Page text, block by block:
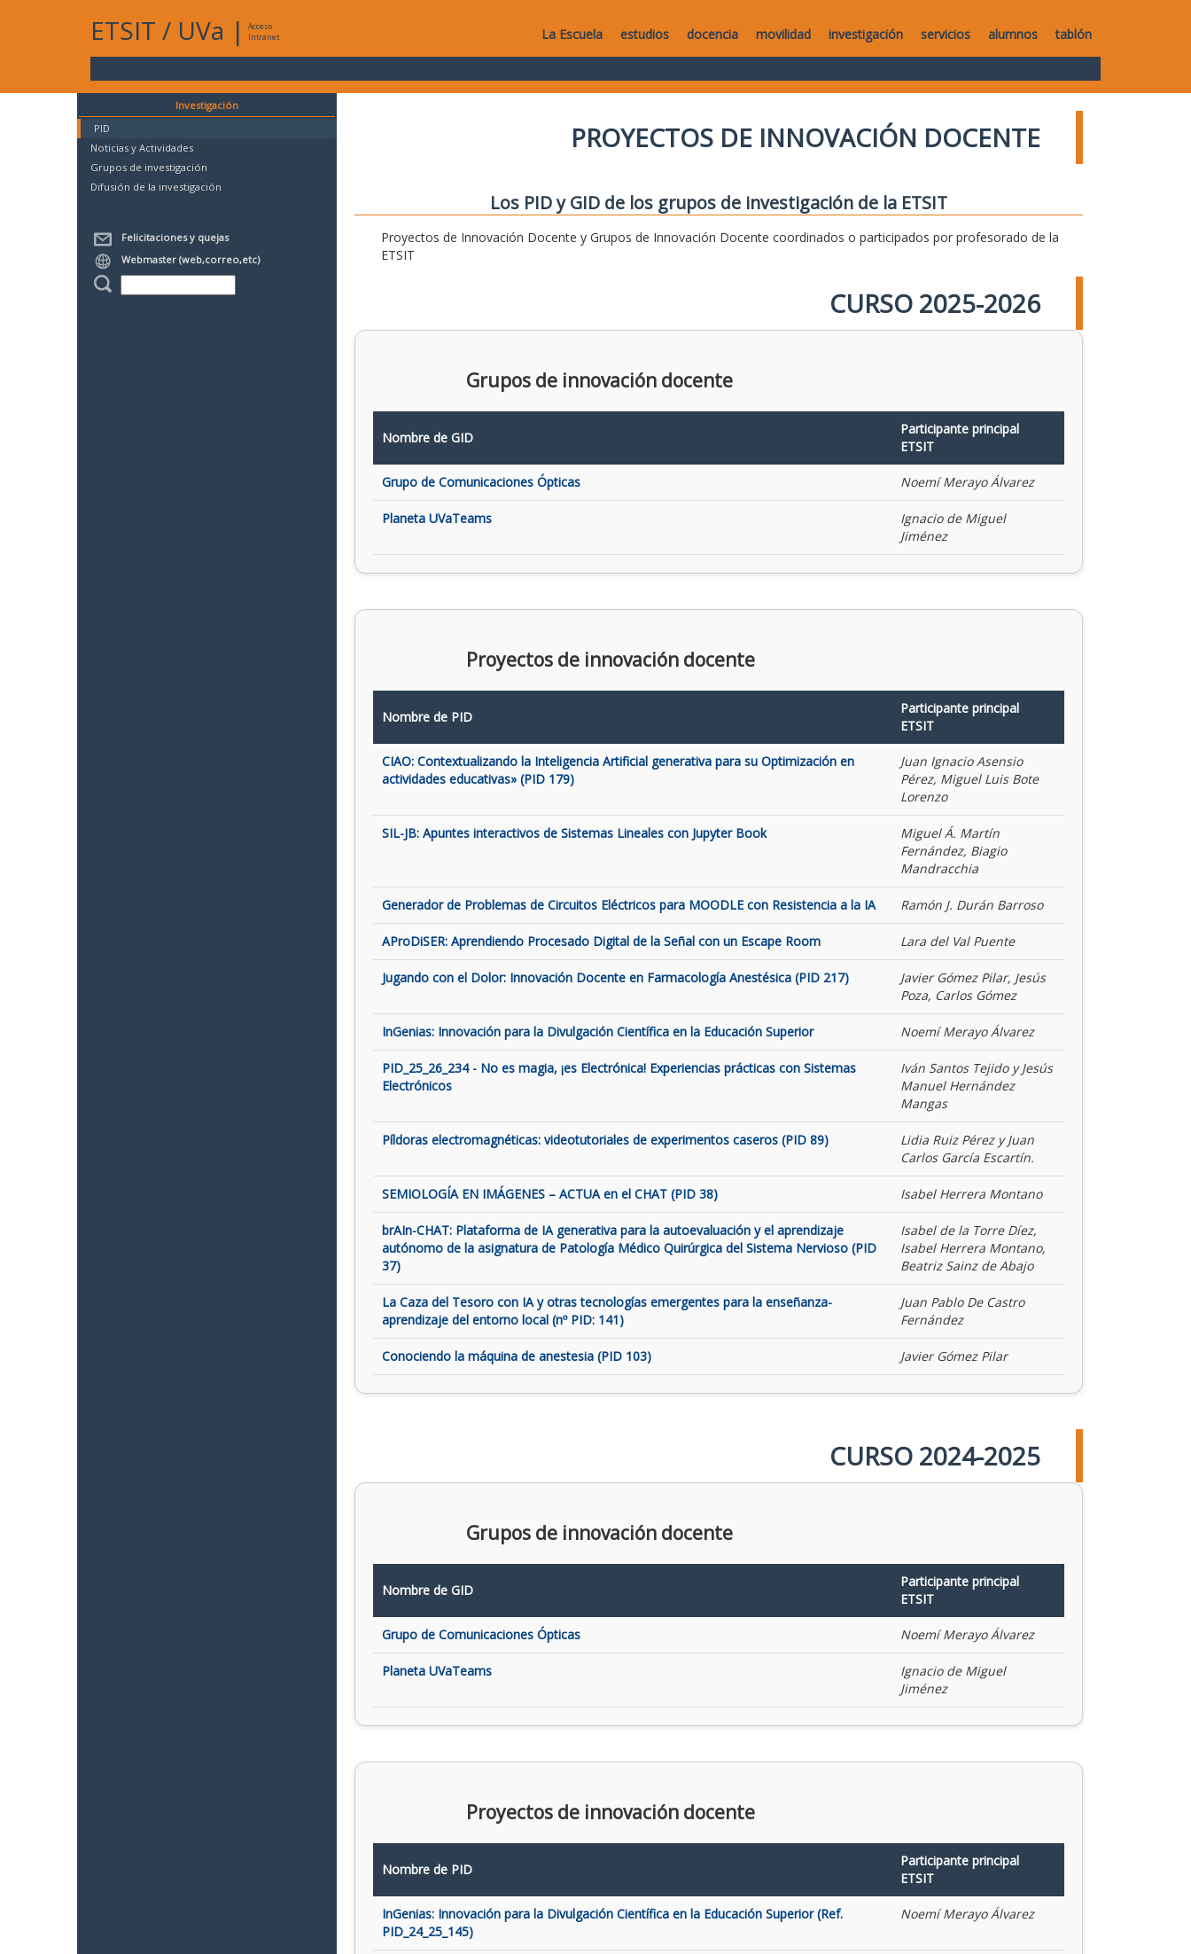
ETSIT / UVa |
Acceso
Intranet
La Escuela estudios docencia movilidad investigación servicios alumnos tablón
Investigación
PID
Noticias y Actividades
Grupos de investigación
Difusión de la investigación
Felicitaciones y quejas
Webmaster (web,correo,etc)
PROYECTOS DE INNOVACIÓN DOCENTE
Los PID y GID de los grupos de investigación de la ETSIT
Proyectos de Innovación Docente y Grupos de Innovación Docente coordinados o participados por profesorado de la
ETSIT
CURSO 2025-2026
Grupos de innovación docente
Nombre de GID
Participante principal
ETSIT
Grupo de Comunicaciones Ópticas Noemí Merayo Álvarez
Planeta UVaTeams
Ignacio de Miguel
Jiménez
Proyectos de innovación docente
Nombre de PID
Participante principal
ETSIT
CIAO: Contextualizando la Inteligencia Artificial generativa para su Optimización en
actividades educativas» (PID 179)
Juan Ignacio Asensio
Pérez, Miguel Luis Bote
Lorenzo
SIL-JB: Apuntes interactivos de Sistemas Lineales con Jupyter Book
Miguel Á. Martín
Fernández, Biagio
Mandracchia
Generador de Problemas de Circuitos Eléctricos para MOODLE con Resistencia a la IA Ramón J. Durán Barroso
AProDiSER: Aprendiendo Procesado Digital de la Señal con un Escape Room Lara del Val Puente
Jugando con el Dolor: Innovación Docente en Farmacología Anestésica (PID 217)
Javier Gómez Pilar, Jesús
Poza, Carlos Gómez
InGenias: Innovación para la Divulgación Científica en la Educación Superior Noemí Merayo Álvarez
PID_25_26_234 - No es magia, ¡es Electrónica! Experiencias prácticas con Sistemas
Electrónicos
Iván Santos Tejido y Jesús
Manuel Hernández
Mangas
Píldoras electromagnéticas: videotutoriales de experimentos caseros (PID 89)
Lidia Ruiz Pérez y Juan
Carlos García Escartín.
SEMIOLOGÍA EN IMÁGENES – ACTUA en el CHAT (PID 38) Isabel Herrera Montano
brAIn-CHAT: Plataforma de IA generativa para la autoevaluación y el aprendizaje
autónomo de la asignatura de Patología Médico Quirúrgica del Sistema Nervioso (PID
37)
Isabel de la Torre Díez,
Isabel Herrera Montano,
Beatriz Sainz de Abajo
La Caza del Tesoro con IA y otras tecnologías emergentes para la enseñanza-
aprendizaje del entorno local (nº PID: 141)
Juan Pablo De Castro
Fernández
Conociendo la máquina de anestesia (PID 103) Javier Gómez Pilar
CURSO 2024-2025
Grupos de innovación docente
Nombre de GID
Participante principal
ETSIT
Grupo de Comunicaciones Ópticas Noemí Merayo Álvarez
Planeta UVaTeams
Ignacio de Miguel
Jiménez
Proyectos de innovación docente
Nombre de PID
Participante principal
ETSIT
InGenias: Innovación para la Divulgación Científica en la Educación Superior (Ref.
PID_24_25_145)
Noemí Merayo Álvarez